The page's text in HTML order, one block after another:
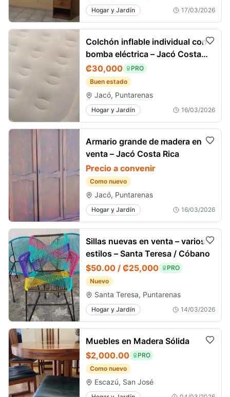
Hogar y Jardín 17/03/2026
Colchón inflable individual con
bomba eléctrica – Jacó Costa
Rica
₡30,000
PRO
Buen estado
Jacó, Puntarenas
Hogar y Jardín 16/03/2026
Armario grande de madera en
venta – Jacó Costa Rica
Precio a convenir
Como nuevo
Jacó, Puntarenas
Hogar y Jardín 16/03/2026
Sillas nuevas en venta – varios
estilos – Santa Teresa / Cóbano
$50.00 / ₡25,000
PRO
Nuevo
Santa Teresa, Puntarenas
Hogar y Jardín 14/03/2026
Muebles en Madera Sólida
$2,000.00
PRO
Como nuevo
Escazú, San José